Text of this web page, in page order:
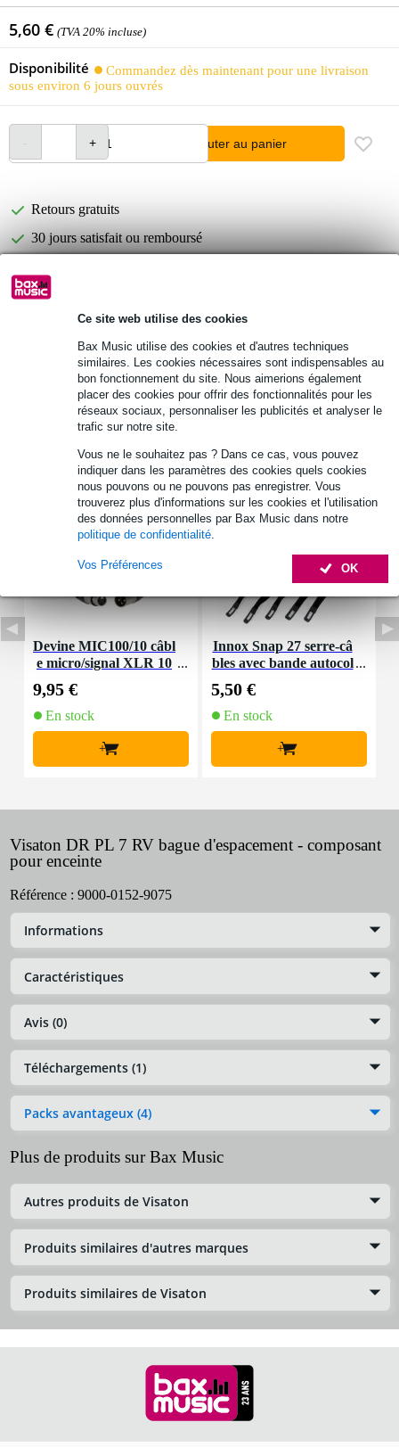
Ce site web utilise des cookies
Bax Music utilise des cookies et d'autres techniques
similaires. Les cookies nécessaires sont indispensables au
bon fonctionnement du site. Nous aimerions également
placer des cookies pour offrir des fonctionnalités pour les
réseaux sociaux, personnaliser les publicités et analyser le
trafic sur notre site.
Vous ne le souhaitez pas ? Dans ce cas, vous pouvez
indiquer dans les paramètres des cookies quels cookies
nous pouvons ou ne pouvons pas enregistrer. Vous
trouverez plus d'informations sur les cookies et l'utilisation
des données personnelles par Bax Music dans notre
politique de confidentialité.
OK
Vos Préférences
5,60 € (TVA 20% incluse)
Disponibilité
Commandez dès maintenant pour une livraison
sous environ 6 jours ouvrés
Ajouter au panier
Retours gratuits
30 jours satisfait ou remboursé
Informations
Ohm (NCS S 3000-N)
Détails techniques : WEEE Reg. No. : DE 79837685
Afficher toutes les caractéristiques du produit
Accessoires (7)
Devine MIC100/10 câbl
e micro/signal XLR 10
9,95 €
En stock
+
Innox Snap 27 serre-câ
bles avec bande autocol
5,50 €
En stock
+
Visaton DR PL 7 RV bague d'espacement - composant
pour enceinte
Référence : 9000-0152-9075
Informations
Caractéristiques
Avis (0)
Téléchargements (1)
Packs avantageux (4)
Plus de produits sur Bax Music
Autres produits de Visaton
Produits similaires d'autres marques
Produits similaires de Visaton